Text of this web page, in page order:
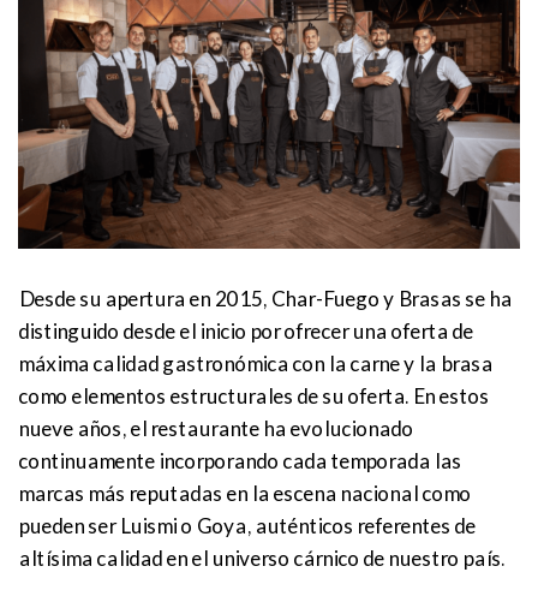
Desde su apertura en 2015, Char-Fuego y Brasas se ha
distinguido desde el inicio por ofrecer una oferta de
máxima calidad gastronómica con la carne y la brasa
como elementos estructurales de su oferta. En estos
nueve años, el restaurante ha evolucionado
continuamente incorporando cada temporada las
marcas más reputadas en la escena nacional como
pueden ser Luismi o Goya, auténticos referentes de
altísima calidad en el universo cárnico de nuestro país.